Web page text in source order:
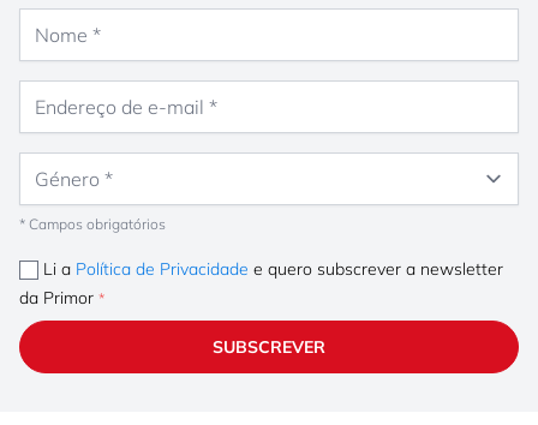
* Campos obrigatórios
Li a Política de Privacidade e quero subscrever a newsletter
da Primor
SUBSCREVER